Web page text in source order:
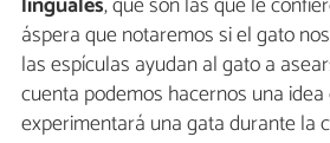
áspera que notaremos si el gato
las espículas ayudan al gato a
cuenta podemos hacernos una
experimentará una gata durante la